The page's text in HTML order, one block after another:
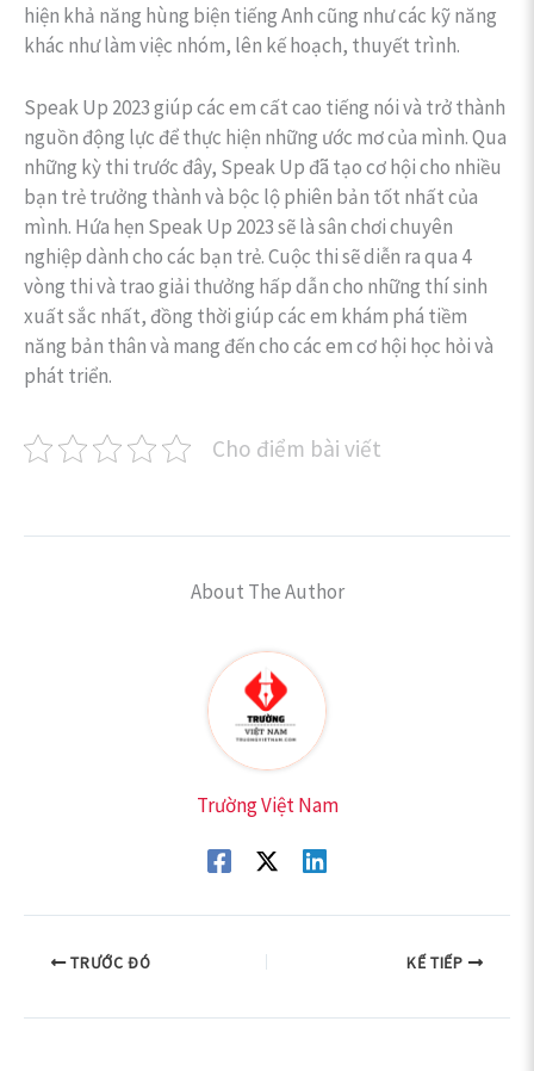
hiện khả năng hùng biện tiếng Anh cũng như các kỹ năng
khác như làm việc nhóm, lên kế hoạch, thuyết trình.
Speak Up 2023 giúp các em cất cao tiếng nói và trở thành
nguồn động lực để thực hiện những ước mơ của mình. Qua
những kỳ thi trước đây, Speak Up đã tạo cơ hội cho nhiều
bạn trẻ trưởng thành và bộc lộ phiên bản tốt nhất của
mình. Hứa hẹn Speak Up 2023 sẽ là sân chơi chuyên
nghiệp dành cho các bạn trẻ. Cuộc thi sẽ diễn ra qua 4
vòng thi và trao giải thưởng hấp dẫn cho những thí sinh
xuất sắc nhất, đồng thời giúp các em khám phá tiềm
năng bản thân và mang đến cho các em cơ hội học hỏi và
phát triển.
Cho điểm bài viết
About The Author
Trường Việt Nam
TRƯỚC ĐÓ KẾ TIẾP